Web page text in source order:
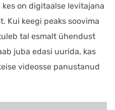
on digitaalse levitajana
Kui keegi peaks soovima
tal esmalt ühendust
juba edasi uurida, kas
videosse panustanud